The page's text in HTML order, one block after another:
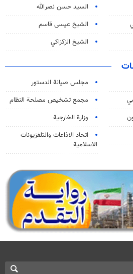
السيد حسن نصرالله
الشيخ عيسى قاسم
الشيخ الزكزاكي
مجلس صيانة الدستور
مجمع تشخيص مصلحة النظام
وزارة الخارجية
اتحاد الاذاعات والتلفزيونات
الاسلامية